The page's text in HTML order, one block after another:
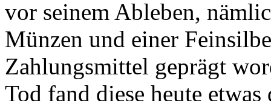
vor seinem Ableben,
Münzen und einer
Zahlungsmittel geprägt
Tod fand diese heute